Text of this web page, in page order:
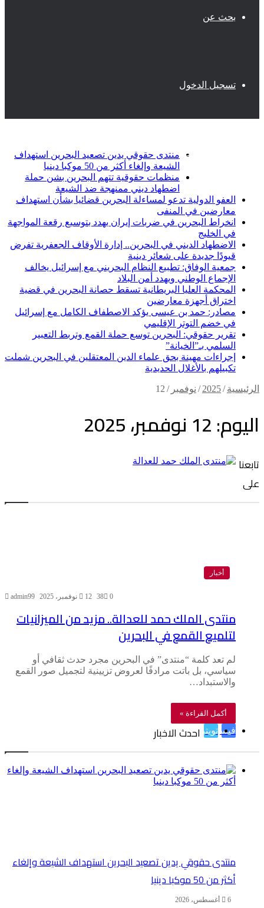
بحث عن
تسجيل الدخول
فيسبوك
منتدى حقوقي يدين تصعيد البحرين استهداف
الشيعة وإلغاء أكثر من 50 موكبا دينيا
منظمات حقوقية تتهم البحرين بشن حملة
اضطهاد ديني ممنهجة ضد الشيعة
العفو الدولية تدعو لمساءلة البحرين قضائيا بشأن استهداف
معارضين في المنفى
انخراط البحرين في ضربات إيران يهدد بتوسيع رقعة المواجهة
في الخليج
الاضطهاد الديني في البحرين.. إدارة الأوقاف الجعفرية تفرض
قيودًا جديدة على شعائر دينية
جمعية الوفاق: تطبيع النظام البحريني مع إسرائيل يخالف
الإجماع الوطني ويهدد أمن البلاد
المحكمة العليا البريطانية تسقط حصانة البحرين في قضية
اختراق أجهزة معارضين
مصادر: حمد بن عيسى يؤكد الاصطفاف الكامل مع إسرائيل
في خضم التوتر الإقليمي
تقرير حقوقي: البحرين توسع حملة القمع وتربط التعبير
السلمي بـ”الخيانة”
إجراءات مهينة بحق علماء الدين المعتقلين في البحرين شملت
تكبيلهم بالأغلال الحديدية
الرئيسية /
2025
/ نوفمبر /
12
اليوم:12 نوفمبر، 2025
أخبار
admin99 12 نوفمبر، 2025 0
38
منتدى الملك حمد للعدالة.. مزيد من الميزانيات
لتلميع القمع في البحرين
لم تعد كلمة “منتدى” في البحرين مجرد حدث ثقافي أو
سياسي، بل باتت مرادفًا لعروض تزيينية لتجميل صور القمع
والاستبداد…
أكمل القراءة »
تابعنا
على
فيسبوك
تويتر احدث الاخبار
منتدى حقوقي يدين تصعيد البحرين استهداف الشيعة وإلغاء
أكثر من 50 موكبا دينيا
6 أغسطس، 2026